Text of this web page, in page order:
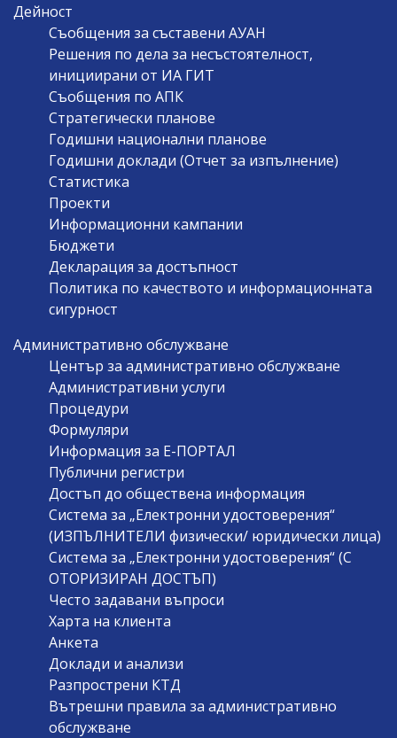
Дейност
Съобщения за съставени АУАН
Решения по дела за несъстоятелност,
инициирани от ИА ГИТ
Съобщения по АПК
Стратегически планове
Годишни национални планове
Годишни доклади (Отчет за изпълнение)
Статистика
Проекти
Информационни кампании
Бюджети
Декларация за достъпност
Политика по качеството и информационната
сигурност
Административно обслужване
Център за административно обслужване
Административни услуги
Процедури
Формуляри
Информация за Е-ПОРТАЛ
Публични регистри
Достъп до обществена информация
Система за „Електронни удостоверения“
(ИЗПЪЛНИТЕЛИ физически/ юридически лица)
Система за „Електронни удостоверения“ (С
ОТОРИЗИРАН ДОСТЪП)
Често задавани въпроси
Харта на клиента
Анкета
Доклади и анализи
Разпрострени КТД
Вътрешни правила за административно
обслужване